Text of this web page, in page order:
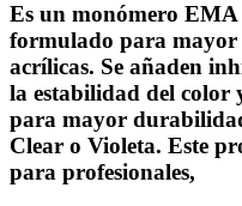
Es un monómero EMA
formulado para mayor
acrílicas. Se añaden
la estabilidad del color
para mayor
Clear o Violeta. Este
para profesionales,